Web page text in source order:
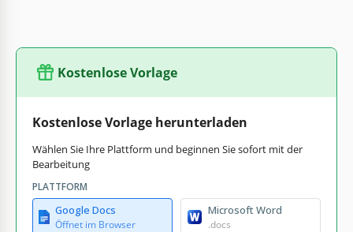
Kostenlose Vorlage
Kostenlose Vorlage herunterladen
Wählen Sie Ihre Plattform und beginnen Sie sofort mit der
Bearbeitung
PLATTFORM
Google Docs
Öffnet im Browser
Microsoft Word
.docs